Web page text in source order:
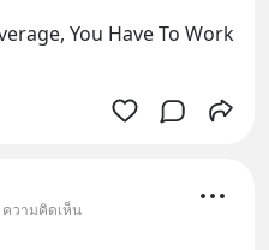
You Have To Work
ความคิดเห็น